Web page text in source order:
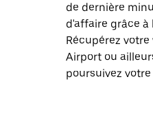
de dernière
d'affaire grâce à
Récupérez
Airport ou
poursuivez votre